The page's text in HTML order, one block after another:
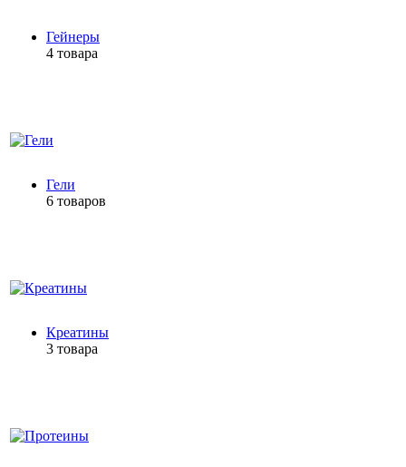
Гейнеры
4 товара
Гели
6 товаров
Креатины
3 товара